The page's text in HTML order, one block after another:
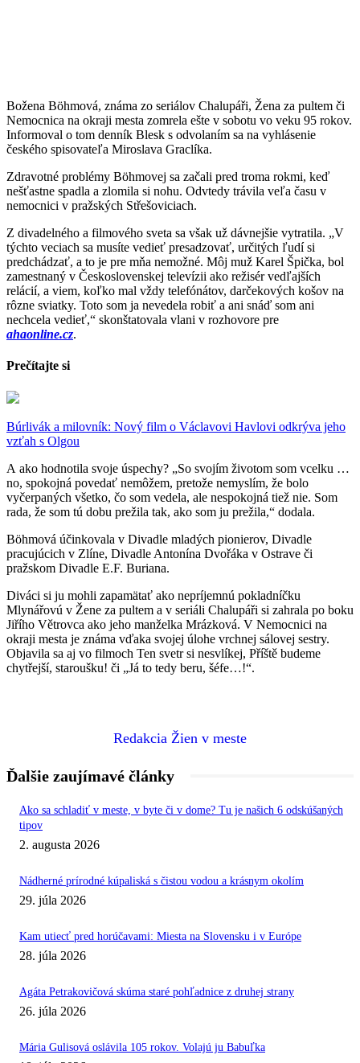
Božena Böhmová, známa zo seriálov Chalupáři, Žena za pultem či
Nemocnica na okraji mesta zomrela ešte v sobotu vo veku 95 rokov.
Informoval o tom denník Blesk s odvolaním sa na vyhlásenie
českého spisovateľa Miroslava Graclíka.
Zdravotné problémy Böhmovej sa začali pred troma rokmi, keď
nešťastne spadla a zlomila si nohu. Odvtedy trávila veľa času v
nemocnici v pražských Střešoviciach.
Z divadelného a filmového sveta sa však už dávnejšie vytratila. „V
týchto veciach sa musíte vedieť presadzovať, určitých ľudí si
predchádzať, a to je pre mňa nemožné. Môj muž Karel Špička, bol
zamestnaný v Československej televízii ako režisér vedľajších
relácií, a viem, koľko mal vždy telefónátov, darčekových košov na
rôzne sviatky. Toto som ja nevedela robiť a ani snáď som ani
nechcela vedieť,“ skonštatovala vlani v rozhovore pre
ahaonline.cz.
Prečítajte si
Búrlivák a milovník: Nový film o Václavovi Havlovi odkrýva jeho
vzťah s Olgou
A ako hodnotila svoje úspechy? „So svojím životom som vcelku …
no, spokojná povedať nemôžem, pretože nemyslím, že bolo
vyčerpaných všetko, čo som vedela, ale nespokojná tiež nie. Som
rada, že som tú dobu prežila tak, ako som ju prežila,“ dodala.
Böhmová účinkovala v Divadle mladých pionierov, Divadle
pracujúcich v Zlíne, Divadle Antonína Dvořáka v Ostrave či
pražskom Divadle E.F. Buriana.
Diváci si ju mohli zapamätať ako nepríjemnú pokladníčku
Mlynářovú v Žene za pultem a v seriáli Chalupáři si zahrala po boku
Jiřího Větrovca ako jeho manželka Mrázková. V Nemocnici na
okraji mesta je známa vďaka svojej úlohe vrchnej sálovej sestry.
Objavila sa aj vo filmoch Ten svetr si nesvlíkej, Příště budeme
chytřejší, staroušku! či „Já to tedy beru, šéfe…!“.
Redakcia Žien v meste
Ďalšie zaujímavé články
Ako sa schladiť v meste, v byte či v dome? Tu je našich 6 odskúšaných
tipov
2. augusta 2026
Nádherné prírodné kúpaliská s čistou vodou a krásnym okolím
29. júla 2026
Kam utiecť pred horúčavami: Miesta na Slovensku i v Európe
28. júla 2026
Agáta Petrakovičová skúma staré pohľadnice z druhej strany
26. júla 2026
Mária Gulisová oslávila 105 rokov. Volajú ju Babuľka